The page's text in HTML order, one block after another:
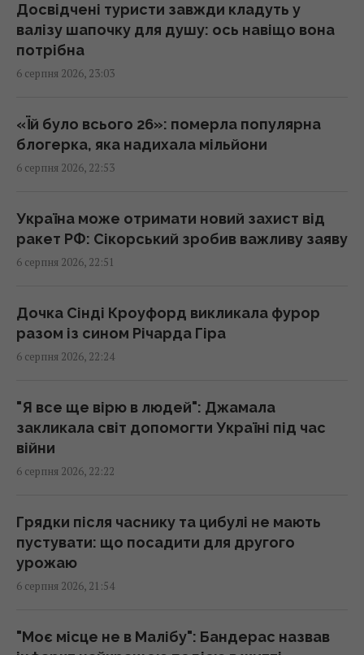
експерти назвали єдиний реальний варіант
21:24 четвер, 06 серпня 2026
Місяць: вчені розповіли про побачене в
телескоп
20:58 четвер, 06 серпня 2026
роки вона почала поглинати більше CO₂
20:52 четвер, 06 серпня 2026
серед туристів, виявився підробкою
20:49 четвер, 06 серпня 2026
означають
20:45 четвер, 06 серпня 2026
20:18 четвер, 06 серпня 2026
Після скандалу у Федерації футболу
20:11 четвер, 06 серпня 2026
Досвідчені туристи завжди кладуть у
валізу шапочку для душу: ось навіщо вона
потрібна
6 серпня 2026, 23:03
«Їй було всього 26»: померла популярна
блогерка, яка надихала мільйони
6 серпня 2026, 22:53
Україна може отримати новий захист від
ракет РФ: Сікорський зробив важливу заяву
6 серпня 2026, 22:51
Дочка Сінді Кроуфорд викликала фурор
разом із сином Річарда Гіра
6 серпня 2026, 22:24
"Я все ще вірю в людей": Джамала
закликала світ допомогти Україні під час
війни
6 серпня 2026, 22:22
Грядки після часнику та цибулі не мають
пустувати: що посадити для другого
урожаю
6 серпня 2026, 21:54
"Моє місце не в Малібу": Бандерас назвав